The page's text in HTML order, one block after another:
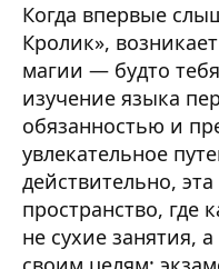
Когда впервые
Кролик»,
магии — будто
изучение языка
обязанностью и
увлекательное
действительно,
пространство, где
не сухие занятия,